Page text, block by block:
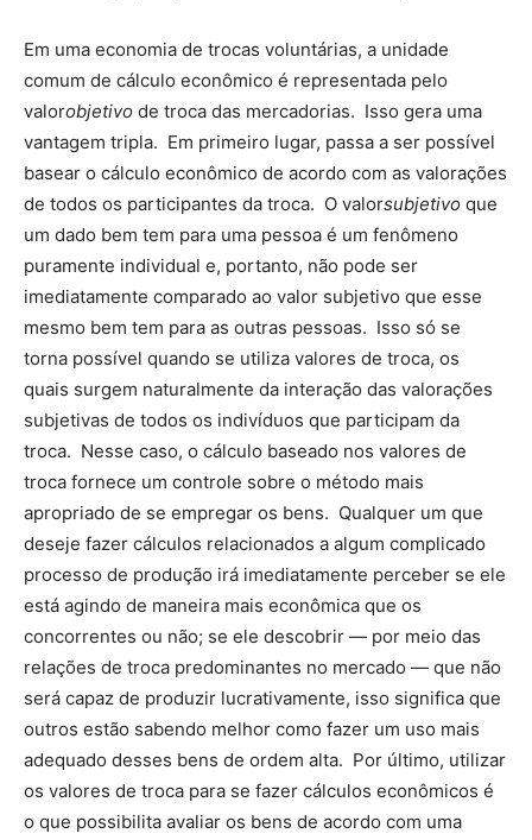
Em uma economia de trocas voluntárias, a unidade
comum de cálculo econômico é representada pelo
valorobjetivo de troca das mercadorias. Isso gera uma
vantagem tripla. Em primeiro lugar, passa a ser possível
basear o cálculo econômico de acordo com as valorações
de todos os participantes da troca. O valorsubjetivo que
um dado bem tem para uma pessoa é um fenômeno
puramente individual e, portanto, não pode ser
imediatamente comparado ao valor subjetivo que esse
mesmo bem tem para as outras pessoas. Isso só se
torna possível quando se utiliza valores de troca, os
quais surgem naturalmente da interação das valorações
subjetivas de todos os indivíduos que participam da
troca. Nesse caso, o cálculo baseado nos valores de
troca fornece um controle sobre o método mais
apropriado de se empregar os bens. Qualquer um que
deseje fazer cálculos relacionados a algum complicado
processo de produção irá imediatamente perceber se ele
está agindo de maneira mais econômica que os
concorrentes ou não; se ele descobrir — por meio das
relações de troca predominantes no mercado — que não
será capaz de produzir lucrativamente, isso significa que
outros estão sabendo melhor como fazer um uso mais
adequado desses bens de ordem alta. Por último, utilizar
os valores de troca para se fazer cálculos econômicos é
o que possibilita avaliar os bens de acordo com uma